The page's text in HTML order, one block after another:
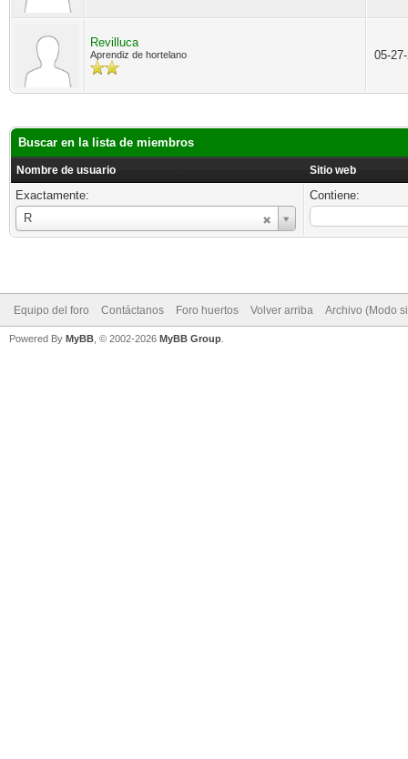
Revilluca
Aprendiz de hortelano 05-
Buscar en la lista de miembros
Nombre de usuario Sitio web
Exactamente:
R
Nombre
de
usuario
Contiene:
Equipo del foro Contáctanos Foro huertos Volver arriba Archivo (Modo
Powered By MyBB , © 2002-2026 MyBB Group